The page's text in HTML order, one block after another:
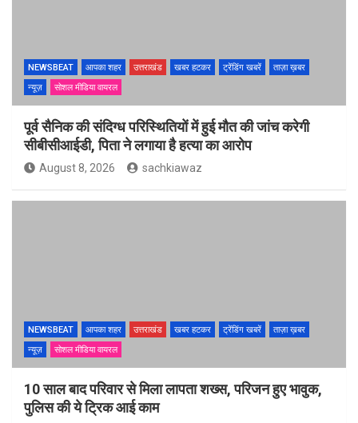
NEWSBEAT आपका शहर उत्तराखंड खबर हटकर ट्रेंडिंग खबरें
ताज़ा ख़बर
न्यूज़
सोशल मीडिया वायरल
पूर्व सैनिक की संदिग्ध परिस्थितियों में हुई मौत की जांच करेगी
सीबीसीआईडी, पिता ने लगाया है हत्या का आरोप
August 8, 2026 sachkiawaz
NEWSBEAT आपका शहर उत्तराखंड खबर हटकर ट्रेंडिंग खबरें
ताज़ा ख़बर
न्यूज़
सोशल मीडिया वायरल
10 साल बाद परिवार से मिला लापता शख्स, परिजन हुए भावुक,
पुलिस की ये ट्रिक आई काम